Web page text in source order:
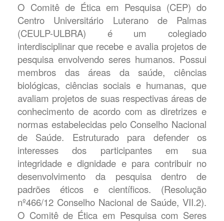
O Comitê de Ética em Pesquisa (CEP) do
Centro Universitário Luterano de Palmas
(CEULP-ULBRA) é um colegiado
interdisciplinar que recebe e avalia projetos de
pesquisa envolvendo seres humanos. Possui
membros das áreas da saúde, ciências
biológicas, ciências sociais e humanas, que
avaliam projetos de suas respectivas áreas de
conhecimento de acordo com as diretrizes e
normas estabelecidas pelo Conselho Nacional
de Saúde. Estruturado para defender os
interesses dos participantes em sua
integridade e dignidade e para contribuir no
desenvolvimento da pesquisa dentro de
padrões éticos e científicos. (Resolução
nº466/12 Conselho Nacional de Saúde, VII.2).
O Comitê de Ética em Pesquisa com Seres